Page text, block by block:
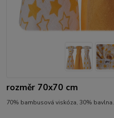
rozměr 70x70 cm
70% bambusová viskóza, 30% bavlna.